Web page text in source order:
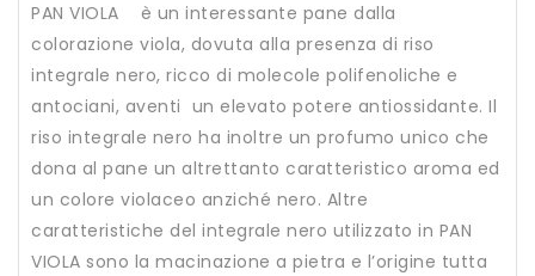
PAN VIOLA è un interessante pane dalla
colorazione viola, dovuta alla presenza di riso
integrale nero, ricco di molecole polifenoliche e
antociani, aventi un elevato potere antiossidante. Il
riso integrale nero ha inoltre un profumo unico che
dona al pane un altrettanto caratteristico aroma ed
un colore violaceo anziché nero. Altre
caratteristiche del integrale nero utilizzato in PAN
VIOLA sono la macinazione a pietra e l’origine tutta